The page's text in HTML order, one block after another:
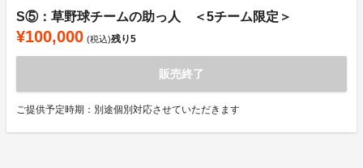
S⑤：草野球チームの助っ人 ＜5チーム限定＞
¥100,000 (税込)残り5
販売終了
ご提供予定時期：別途個別対応させていただきます